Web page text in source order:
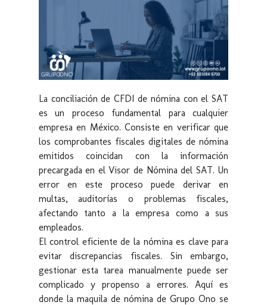
La conciliación de CFDI de nómina con el SAT
es un proceso fundamental para cualquier
empresa en México. Consiste en verificar que
los comprobantes fiscales digitales de nómina
emitidos coincidan con la información
precargada en el Visor de Nómina del SAT. Un
error en este proceso puede derivar en
multas, auditorías o problemas fiscales,
afectando tanto a la empresa como a sus
empleados.
El control eficiente de la nómina es clave para
evitar discrepancias fiscales. Sin embargo,
gestionar esta tarea manualmente puede ser
complicado y propenso a errores. Aquí es
donde la maquila de nómina de Grupo Ono se